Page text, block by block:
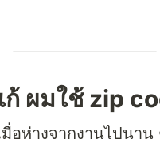
ผมใช้ zip
อห่างจากงานไปนาน